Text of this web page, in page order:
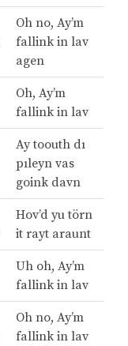
Oh no, Ay’m
fallink in lav
agen
Oh, Ay’m
fallink in lav
Ay toouth dı
pıleyn vas
goink davn
Hov’d yu törn
it rayt araunt
Uh oh, Ay’m
fallink in lav
Oh no, Ay’m
fallink in lav